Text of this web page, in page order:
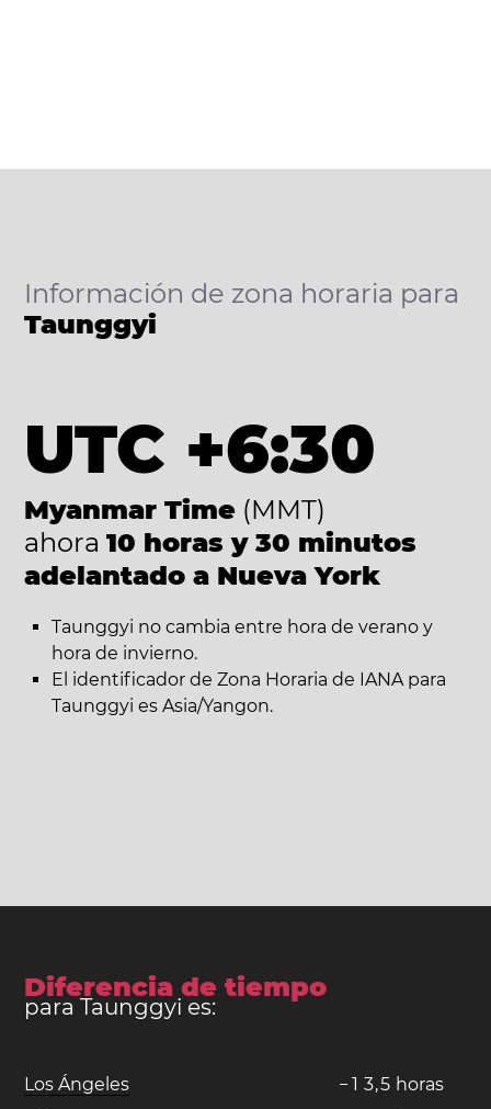
Información de zona horaria para
Taunggyi
UTC +6:30
Myanmar Time (MMT)
ahora 10 horas y 30 minutos
adelantado a Nueva York
Taunggyi no cambia entre hora de verano y
hora de invierno.
El identificador de Zona Horaria de IANA para
Taunggyi es Asia/Yangon.
Diferencia de tiempo
para Taunggyi es:
Los Ángeles − 1 3,5 horas